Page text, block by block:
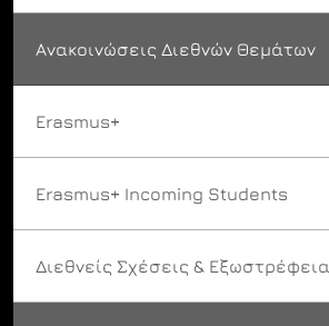
Ανακοινώσεις Διεθνών Θεμάτων
Erasmus+
Erasmus+ Incoming Students
Διεθνείς Σχέσεις & Εξωστρέφεια